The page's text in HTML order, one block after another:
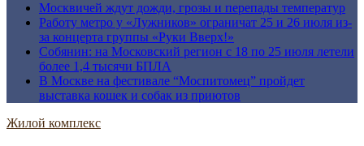
Москвичей ждут дожди, грозы и перепады температур
Работу метро у «Лужников» ограничат 25 и 26 июля из-
за концерта группы «Руки Вверх!»
Собянин: на Московский регион с 18 по 25 июля летели
более 1,4 тысячи БПЛА
В Москве на фестивале “Моспитомец” пройдет
выставка кошек и собак из приютов
Жилой комплекс